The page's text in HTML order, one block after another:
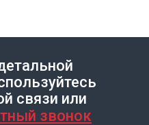
на ТильдеLeto.Website
связи или
звонок